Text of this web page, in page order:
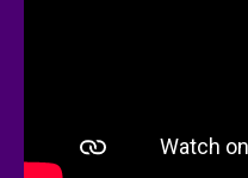
apstrādei.Vairāk